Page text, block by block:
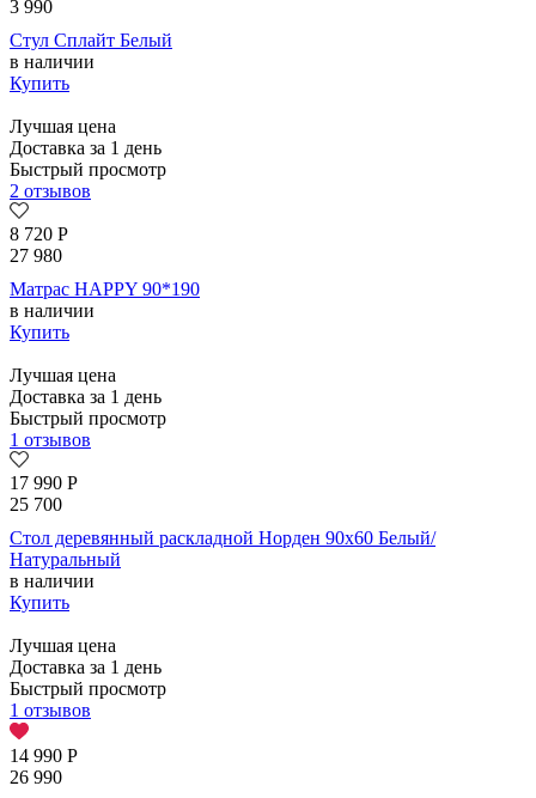
3 990
Стул Сплайт Белый
в наличии
Купить
Лучшая цена
Доставка за 1 день
Быстрый просмотр
2 отзывов
8 720 Р
27 980
Матрас HAPPY 90*190
в наличии
Купить
Лучшая цена
Доставка за 1 день
Быстрый просмотр
1 отзывов
17 990 Р
25 700
Стол деревянный раскладной Норден 90х60 Белый/
Натуральный
в наличии
Купить
Лучшая цена
Доставка за 1 день
Быстрый просмотр
1 отзывов
14 990 Р
26 990